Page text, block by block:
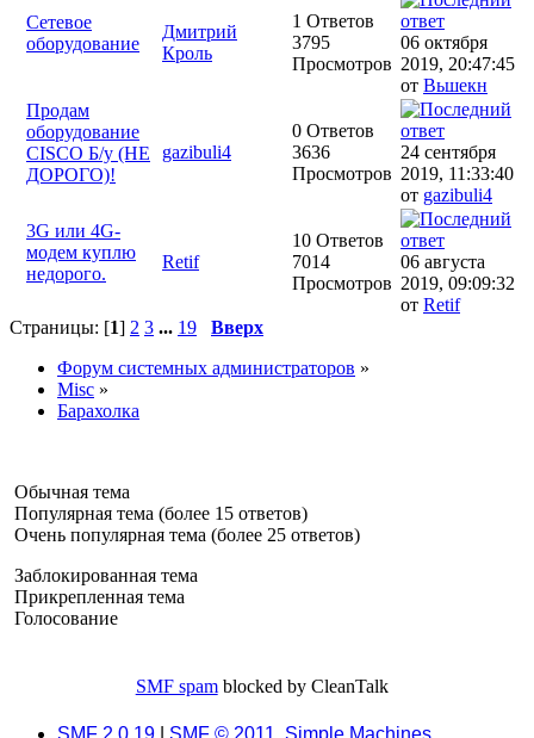
Сетевое
оборудование
Дмитрий
Кроль
1 Ответов
3795
Просмотров
06 октября
2019, 20:47:45
от Вьшекн
Продам
оборудование
CISCO Б/у (НЕ
ДОРОГО)!
gazibuli4
0 Ответов
3636
Просмотров
24 сентября
2019, 11:33:40
от gazibuli4
3G или 4G-
модем куплю
недорого.
Retif
10 Ответов
7014
Просмотров
06 августа
2019, 09:09:32
от Retif
Страницы: [1] 2 3 ... 19
Вверх
Форум системных администраторов »
Misc »
Барахолка
Обычная тема
Популярная тема (более 15 ответов)
Очень популярная тема (более 25 ответов)
Заблокированная тема
Прикрепленная тема
Голосование
SMF spamblocked by CleanTalk
SMF 2.0.19 SMF © 2011 Simple Machines